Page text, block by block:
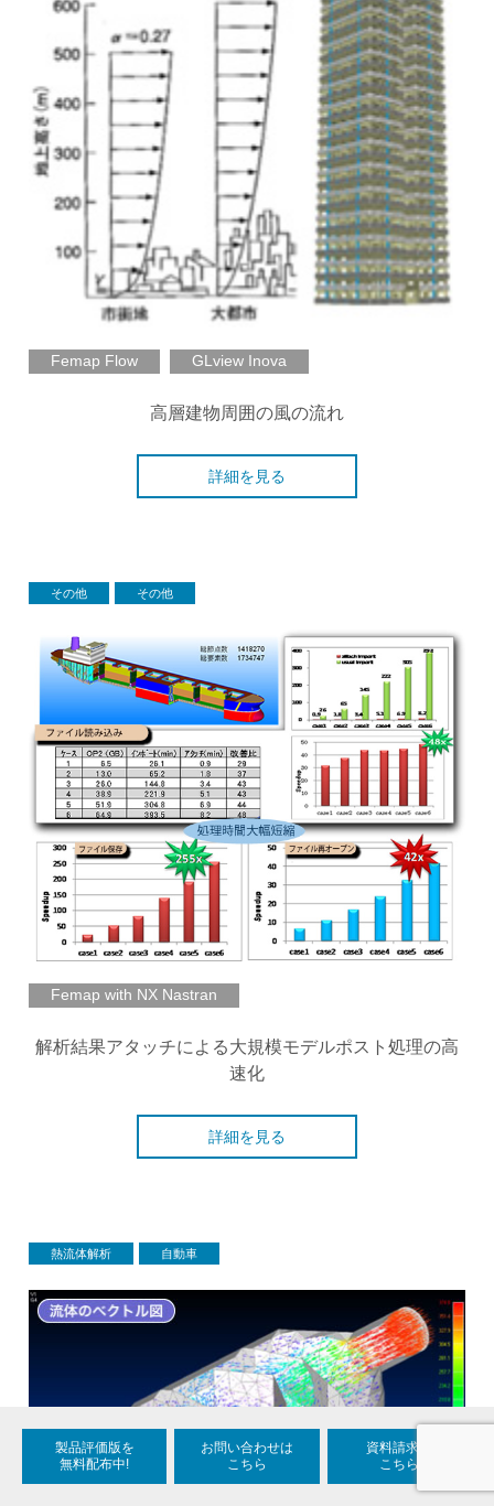
Femap Flow GLview Inova
高層建物周囲の風の流れ
詳細を見る
その他 その他
Femap with NX Nastran
解析結果アタッチによる大規模モデルポスト処理の高
速化
詳細を見る
熱流体解析 自動車
製品評価版を
無料配布中!
お問い合わせは
こちら
資料請求は
こちら